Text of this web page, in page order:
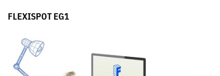
FLEXISPOT EG1